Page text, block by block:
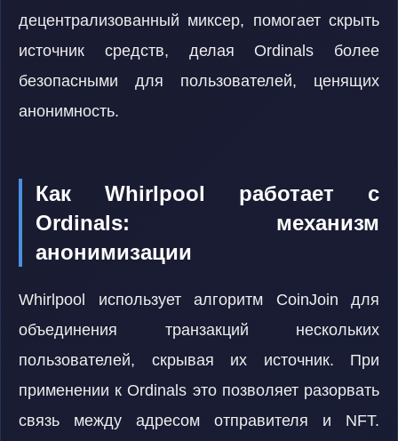
децентрализованный миксер, помогает скрыть
источник средств, делая Ordinals более
безопасными для пользователей, ценящих
анонимность.
Как Whirlpool работает с
Ordinals: механизм
анонимизации
Whirlpool использует алгоритм CoinJoin для
объединения транзакций нескольких
пользователей, скрывая их источник. При
применении к Ordinals это позволяет разорвать
связь между адресом отправителя и NFT.